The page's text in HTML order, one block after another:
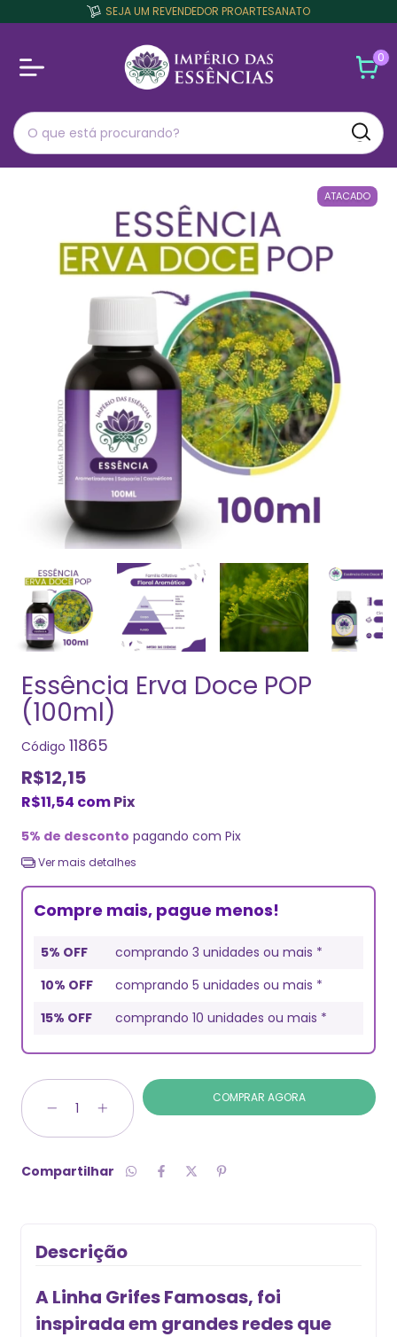
SEJA UM REVENDEDOR PROARTESANATO
0
ATACADO
Essência Erva Doce POP
(100ml)
Código 11865
R$12,15
R$11,54 comPix
5% de desconto pagando com Pix
Ver mais detalhes
Compre mais, pague menos!
5% OFF
comprando 3 unidades ou mais *
10% OFF
comprando 5 unidades ou mais *
15% OFF
comprando 10 unidades ou mais *
Compartilhar
Descrição
A Linha Grifes Famosas, foi
inspirada em grandes redes que